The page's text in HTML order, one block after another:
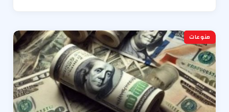
منوعات